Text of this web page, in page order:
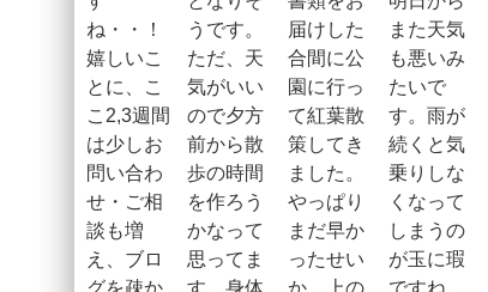
ね・・！
嬉しいこ
とに、こ
こ2,3週間
は少しお
問い合わ
せ・ご相
談も増
え、ブロ
グを疎か
うです。
ただ、天
気がいい
ので夕方
前から散
歩の時間
を作ろう
かなって
思ってま
す。身体
届けした
合間に公
園に行っ
て紅葉散
策してき
ました。
やっぱり
まだ早か
ったせい
か、上の
また天気
も悪いみ
たいで
す。雨が
続くと気
乗りしな
くなって
しまうの
が玉に瑕
ですね。